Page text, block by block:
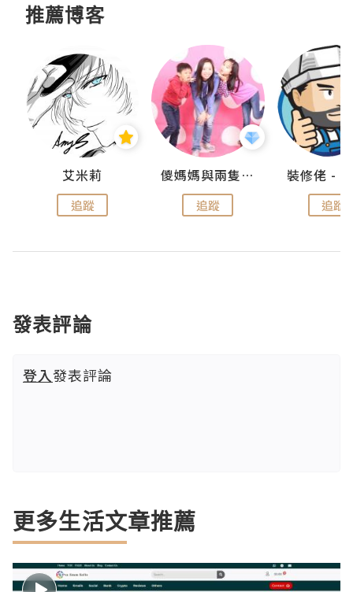
推薦博客
艾米莉
追蹤
儍媽媽與兩隻小魔怪之家
追蹤 追蹤
發表評論
登入發表評論
更多生活文章推薦